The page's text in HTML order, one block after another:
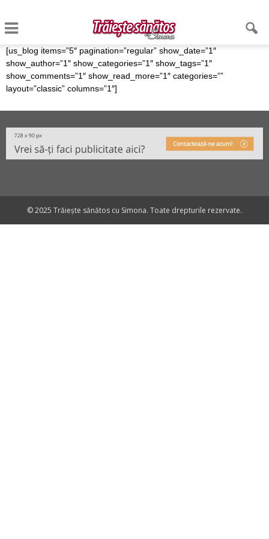
[us_blog items=”5″ pagination=”regular” show_date=”1″
show_author=”1″ show_categories=”1″ show_tags=”1″
show_comments=”1″ show_read_more=”1″ categories=””
layout=”classic” columns=”1″]
© 2025 Trăiește sănătos cu Simona. Toate drepturile rezervate.